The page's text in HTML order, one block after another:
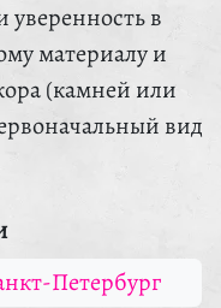
в
материалу и
(камней или
вид
Петербург